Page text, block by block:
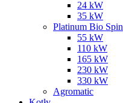
24 kW
35 kW
Platinum Bio Spin
55 kW
110 kW
165 kW
230 kW
330 kW
Agromatic